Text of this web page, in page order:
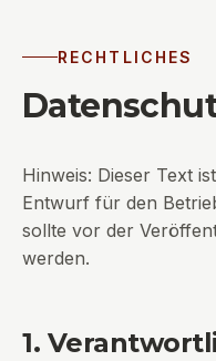
RECHTLICHES
Hinweis: Dieser Text
Entwurf für den
sollte vor der
werden.
1.